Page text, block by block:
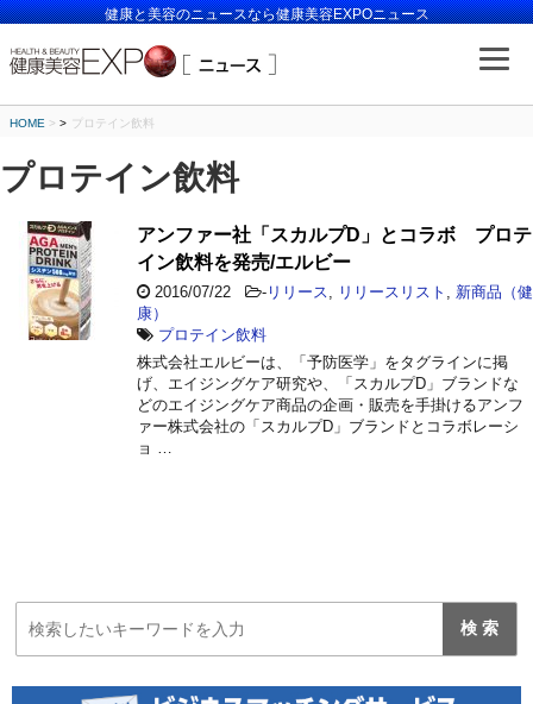
健康と美容のニュースなら健康美容EXPOニュース
HOME > プロテイン飲料
プロテイン飲料
アンファー社「スカルプD」とコラボ プロテ
イン飲料を発売/エルビー
2016/07/22 - リリース リリースリスト
新商品（健
康）
プロテイン飲料
株式会社エルビーは、「予防医学」をタグラインに掲
げ、エイジングケア研究や、「スカルプD」ブランドな
どのエイジングケア商品の企画・販売を手掛けるアンフ
ァー株式会社の「スカルプD」ブランドとコラボレーシ
ョ …